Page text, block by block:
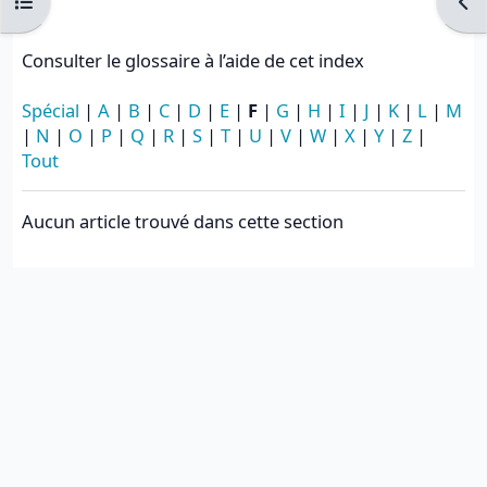
Consulter le glossaire à l’aide de cet index
Spécial | A | B | C | D | E | F | G | H | I | J | K | L | M
| N | O | P | Q | R | S | T | U | V | W | X | Y| Z |
Tout
Aucun article trouvé dans cette section